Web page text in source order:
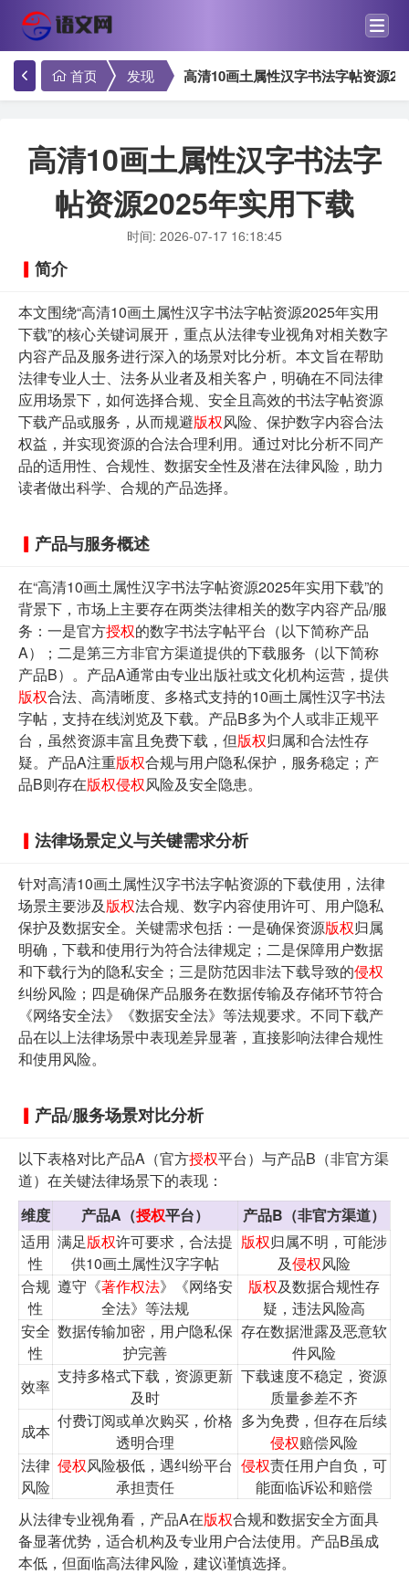
首页 发现 高清10画土属性汉字书法字帖资源
高清10画土属性汉字书法字
帖资源2025年实用下载
时间: 2026-07-17 16:18:45
简介
本文围绕“高清10画土属性汉字书法字帖资源2025年实用
下载”的核心关键词展开，重点从法律专业视角对相关数字
内容产品及服务进行深入的场景对比分析。本文旨在帮助
法律专业人士、法务从业者及相关客户，明确在不同法律
应用场景下，如何选择合规、安全且高效的书法字帖资源
下载产品或服务，从而规避版权风险、保护数字内容合法
权益，并实现资源的合法合理利用。通过对比分析不同产
品的适用性、合规性、数据安全性及潜在法律风险，助力
读者做出科学、合规的产品选择。
产品与服务概述
在“高清10画土属性汉字书法字帖资源2025年实用下载”的
背景下，市场上主要存在两类法律相关的数字内容产品/服
务：一是官方授权的数字书法字帖平台（以下简称产品
A）；二是第三方非官方渠道提供的下载服务（以下简称
产品B）。产品A通常由专业出版社或文化机构运营，提供
版权合法、高清晰度、多格式支持的10画土属性汉字书法
字帖，支持在线浏览及下载。产品B多为个人或非正规平
台，虽然资源丰富且免费下载，但版权归属和合法性存
疑。产品A注重版权合规与用户隐私保护，服务稳定；产
品B则存在版权侵权风险及安全隐患。
法律场景定义与关键需求分析
针对高清10画土属性汉字书法字帖资源的下载使用，法律
场景主要涉及版权法合规、数字内容使用许可、用户隐私
保护及数据安全。关键需求包括：一是确保资源版权归属
明确，下载和使用行为符合法律规定；二是保障用户数据
和下载行为的隐私安全；三是防范因非法下载导致的侵权
纠纷风险；四是确保产品服务在数据传输及存储环节符合
《网络安全法》《数据安全法》等法规要求。不同下载产
品在以上法律场景中表现差异显著，直接影响法律合规性
和使用风险。
产品/服务场景对比分析
以下表格对比产品A（官方授权平台）与产品B（非官方渠
道）在关键法律场景下的表现：
维度
产品A（授权平台）
产品B（非官方渠道）
适用
性
满足版权许可要求，合法提
供10画土属性汉字字帖
版权归属不明，可能涉
及侵权风险
合规
性
遵守《著作权法》《网络安
全法》等法规
版权及数据合规性存
疑，违法风险高
安全
性
数据传输加密，用户隐私保
护完善
存在数据泄露及恶意软
件风险
效率
支持多格式下载，资源更新
及时
下载速度不稳定，资源
质量参差不齐
成本
付费订阅或单次购买，价格
透明合理
多为免费，但存在后续
侵权赔偿风险
法律
风险
侵权风险极低，遇纠纷平台
承担责任
侵权责任用户自负，可
能面临诉讼和赔偿
从法律专业视角看，产品A在版权合规和数据安全方面具
备显著优势，适合机构及专业用户合法使用。产品B虽成
本低，但面临高法律风险，建议谨慎选择。